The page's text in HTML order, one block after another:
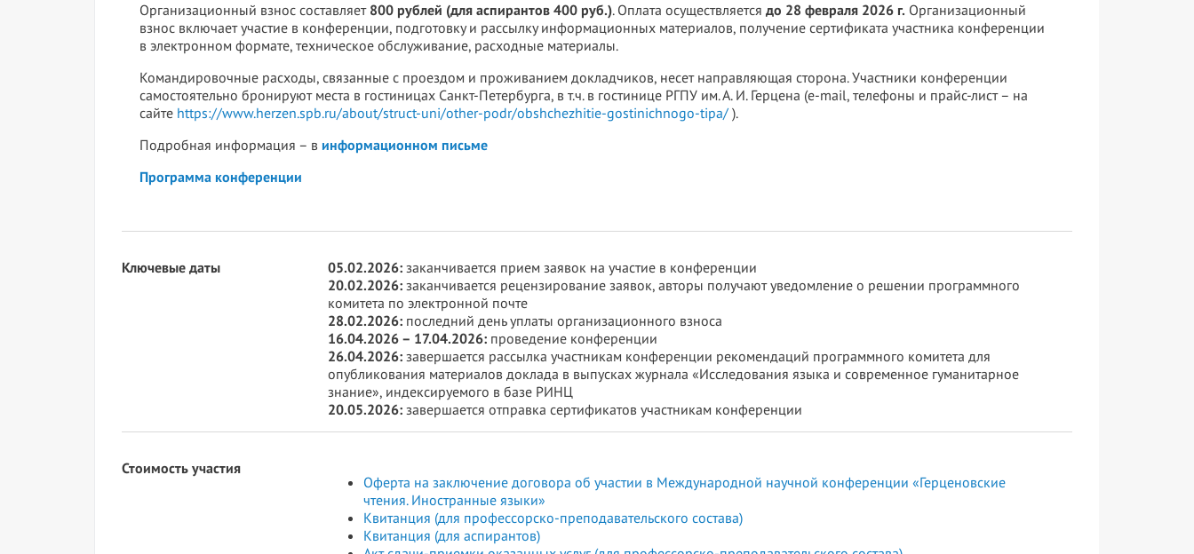
Организационный взнос составляет 800 рублей (для аспирантов 400 руб.). Оплата осуществляется до 28 февраля 2026 г. Организационный
взнос включает участие в конференции, подготовку и рассылку информационных материалов, получение сертификата участника конференции
в электронном формате, техническое обслуживание, расходные материалы.
Командировочные расходы, связанные с проездом и проживанием докладчиков, несет направляющая сторона. Участники конференции
самостоятельно бронируют места в гостиницах Санкт-Петербурга, в т.ч. в гостинице РГПУ им. А. И. Герцена (e-mail, телефоны и прайс-лист – на
сайте https://www.herzen.spb.ru/about/struct-uni/other-podr/obshchezhitie-gostinichnogo-tipa/ ).
Подробная информация – в информационном письме
Программа конференции
Ключевые даты 05.02.2026: заканчивается прием заявок на участие в конференции
20.02.2026: заканчивается рецензирование заявок, авторы получают уведомление о решении программного
комитета по электронной почте
28.02.2026: последний день уплаты организационного взноса
16.04.2026 – 17.04.2026: проведение конференции
26.04.2026: завершается рассылка участникам конференции рекомендаций программного комитета для
опубликования материалов доклада в выпусках журнала «Исследования языка и современное гуманитарное
знание», индексируемого в базе РИНЦ
20.05.2026: завершается отправка сертификатов участникам конференции
Стоимость участия
Оферта на заключение договора об участии в Международной научной конференции «Герценовские
чтения. Иностранные языки»
Квитанция (для профессорско-преподавательского состава)
Квитанция (для аспирантов)